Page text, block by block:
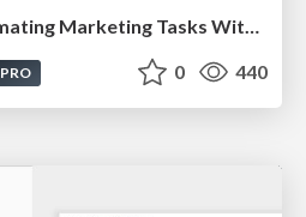
Kristin Tynski - Automating Marketing Tasks With AI
PRO 0 440